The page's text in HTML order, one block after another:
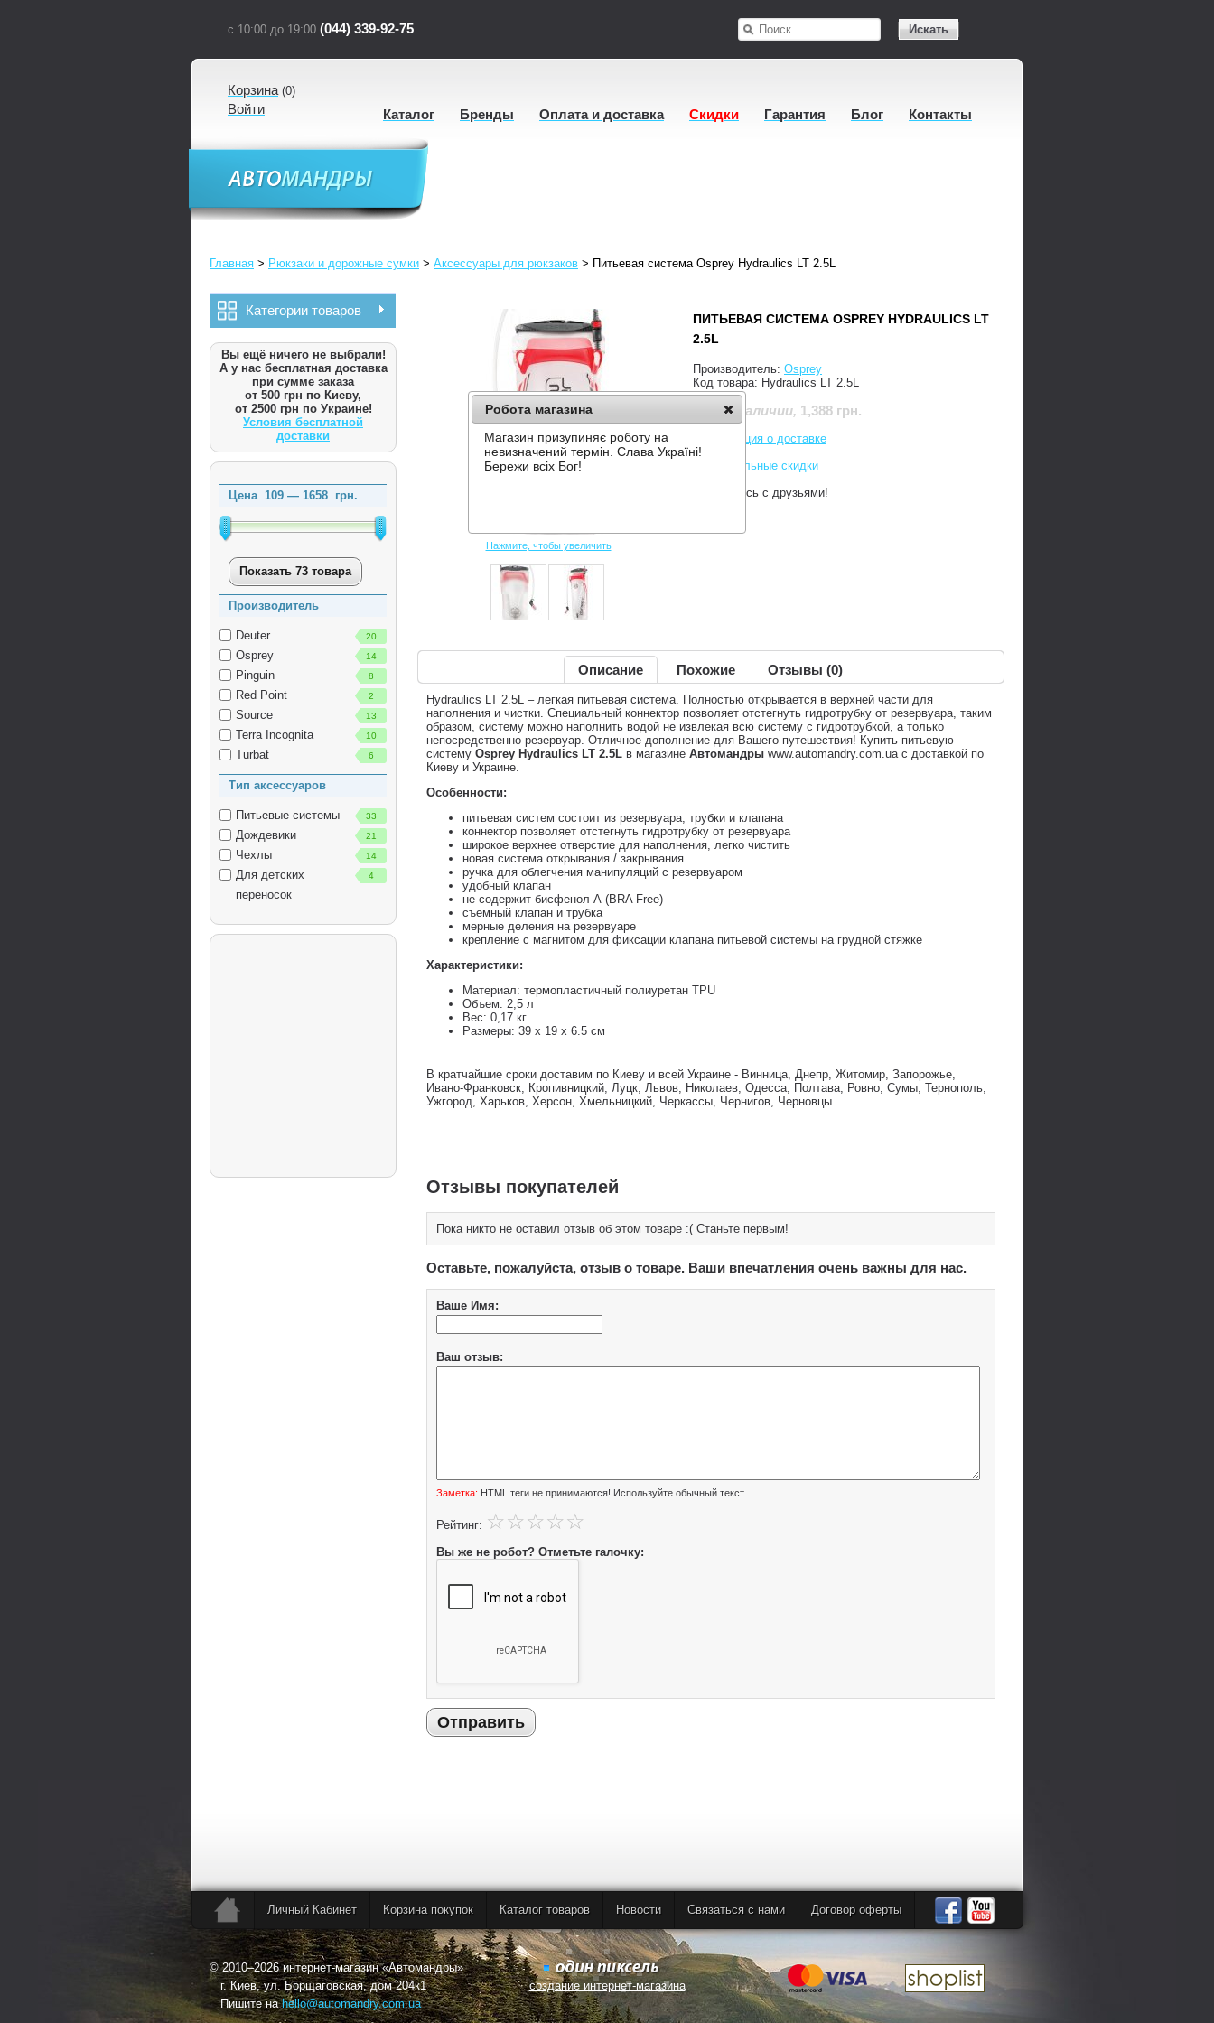
с 10:00 до 19:00 (044) 339-92-75 Искать
Корзина(0)
Войти Каталог Бренды Оплата и доставка Скидки Гарантия Блог Контакты
Главная > Рюкзаки и дорожные сумки > Аксессуары для рюкзаков > Питьевая система Osprey Hydraulics LT 2.5L
Категории товаров
Вы ещё ничего не выбрали!
А у нас бесплатная доставка
при сумме заказа
от 500 грн по Киеву,
от 2500 грн по Украине!
Условия бесплатной
доставки
Цена 109 — 1658 грн.
Показать 73 товара
Производитель
Deuter 20
Osprey 14
Pinguin 8
Red Point 2
Source 13
Terra Incognita 10
Turbat 6
Тип аксессуаров
Питьевые системы 33
Дождевики 21
Чехлы 14
Для детских
переносок
4
Нажмите, чтобы увеличить
ПИТЬЕВАЯ СИСТЕМА OSPREY HYDRAULICS LT
2.5L
Производитель: Osprey
Код товара: Hydraulics LT 2.5L
Нет в наличии, 1,388 грн.
Информация о доставке
Накопительные скидки
Поделитесь с друзьями!
Описание Похожие Отзывы (0)
Hydraulics LT 2.5L – легкая питьевая система. Полностью открывается в верхней части для
наполнения и чистки. Специальный коннектор позволяет отстегнуть гидротрубку от резервуара, таким
образом, систему можно наполнить водой не извлекая всю систему с гидротрубкой, а только
непосредственно резервуар. Отличное дополнение для Вашего путешествия! Купить питьевую
систему Osprey Hydraulics LT 2.5L в магазине Автомандры www.automandry.com.ua с доставкой по
Киеву и Украине.
Особенности:
питьевая систем состоит из резервуара, трубки и клапана
коннектор позволяет отстегнуть гидротрубку от резервуара
широкое верхнее отверстие для наполнения, легко чистить
новая система открывания / закрывания
ручка для облегчения манипуляций с резервуаром
удобный клапан
не содержит бисфенол-А (BRA Free)
съемный клапан и трубка
мерные деления на резервуаре
крепление с магнитом для фиксации клапана питьевой системы на грудной стяжке
Характеристики:
Материал: термопластичный полиуретан TPU
Объем: 2,5 л
Вес: 0,17 кг
Размеры: 39 x 19 x 6.5 см
В кратчайшие сроки доставим по Киеву и всей Украине - Винница, Днепр, Житомир, Запорожье,
Ивано-Франковск, Кропивницкий, Луцк, Львов, Николаев, Одесса, Полтава, Ровно, Сумы, Тернополь,
Ужгород, Харьков, Херсон, Хмельницкий, Черкассы, Чернигов, Черновцы.
Отзывы покупателей
Пока никто не оставил отзыв об этом товаре :( Станьте первым!
Оставьте, пожалуйста, отзыв о товаре. Ваши впечатления очень важны для нас.
Ваше Имя:
Ваш отзыв:
Заметка: HTML теги не принимаются! Используйте обычный текст.
Рейтинг:
Вы же не робот? Отметьте галочку:
Отправить
Личный Кабинет Корзина покупок Каталог товаров Новости Связаться с нами
Договор оферты
Автомандры
Автомандры
Робота магазина
Магазин призупиняє роботу на
невизначений термін. Слава Україні!
Бережи всіх Бог!
© 2010–2026 интернет-магазин «Автомандры»
г. Киев, ул. Борщаговская, дом 204к1
Пишите наhello@automandry.com.ua
создание интернет-магазина